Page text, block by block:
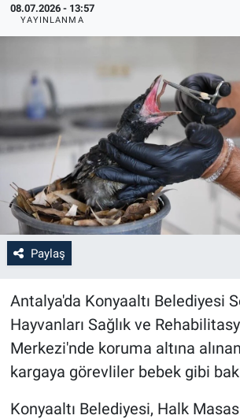
08.07.2026 - 13:57
YAYINLANMA
Paylaş
Antalya'da Konyaaltı Belediyesi
Hayvanları Sağlık ve
Merkezi'nde koruma altına
kargaya görevliler bebek gibi
Konyaaltı Belediyesi, Halk